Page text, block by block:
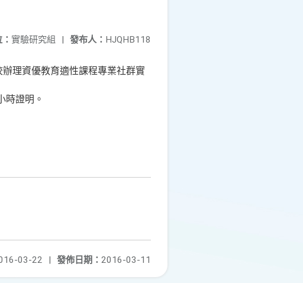
發布人： HJQHB118
實驗研究組 |
理資優教育適性課程專業社群實
時證明。
發佈日期： 2016-03-11
03-22 |